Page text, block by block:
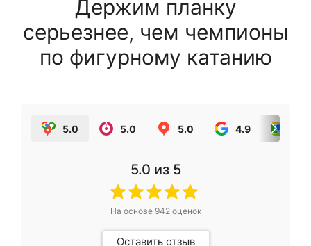
Держим планку
серьезнее, чем чемпионы
по фигурному катанию
5.0 5.0 5.0 4.9
5.0 из 5
На основе 942оценок
Оставить отзыв